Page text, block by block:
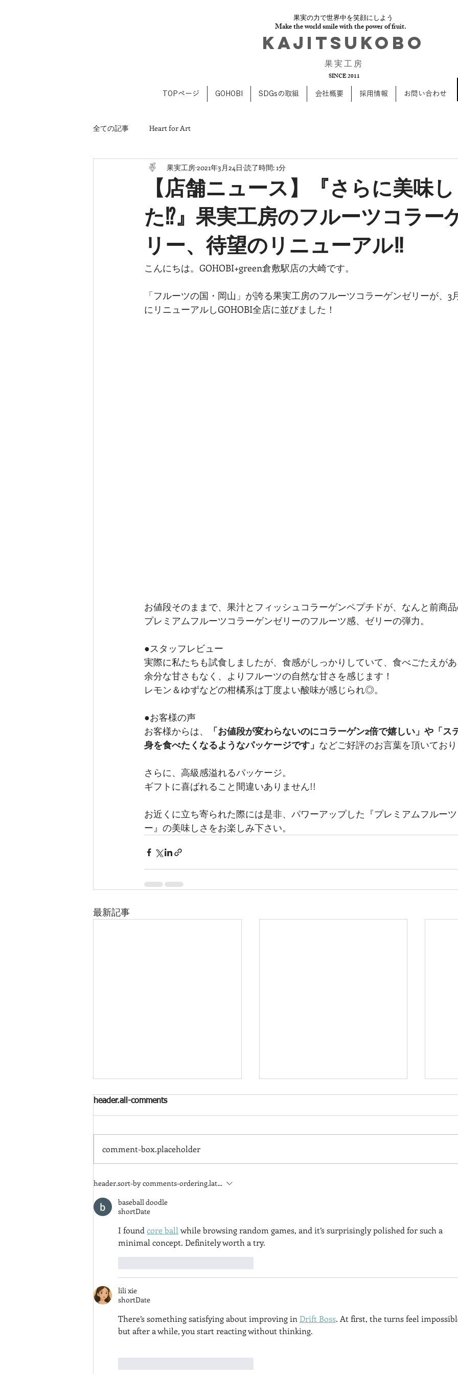
果実の力で世界中を笑顔にしよう
Make the world smile with the power of fruit.
​KAJITSUKOBO
​果 実 工 房
SINCE 2011
TOPページ GOHOBI SDGsの取組 会社概要 採用情報 お問い合わせ
全ての記事 Heart for Art
【店舗ニュース】『さらに美味
た⁉』果実工房のフルーツコラー
リー、待望のリニューアル‼
果実工房2021年3月24日 読了時間: 1分
こんにちは。GOHOBI+green倉敷駅店の大崎です。
「フルーツの国・岡山」が誇る果実工房のフルーツコラーゲンゼリーが、3
にリニューアルしGOHOBI全店に並びました！
お値段そのままで、果汁とフィッシュコラーゲンペプチドが、なんと前商
プレミアムフルーツコラーゲンゼリーのフルーツ感、ゼリーの弾力。
●スタッフレビュー
実際に私たちも試食しましたが、食感がしっかりしていて、食べごたえがあ
余分な甘さもなく、よりフルーツの自然な甘さを感じます！
レモン＆ゆずなどの柑橘系は丁度よい酸味が感じられ◎。
●お客様の声
お客様からは、
「お値段が変わらないのにコラーゲン2倍で嬉しい」や「ス
身を食べたくなるようなパッケージです」 などご好評のお言葉を頂いており
さらに、高級感溢れるパッケージ。
ギフトに喜ばれること間違いありません!!
お近くに立ち寄られた際には是非、パワーアップした『プレミアムフルー
ー』の美味しさをお楽しみ下さい。
最新記事
CBCラジオでシュミ・ドゥ・
した。
header.all-comments
comment-box.placeholder
header.sort-by comments-ordering.latest-first
baseball doodle
shortDate
I found core ball while browsing random games, and it’s surprisingly polished for such a
minimal concept. Definitely worth a try.
lili xie
shortDate
There’s something satisfying about improving in Drift Boss. At first, the turns feel
but after a while, you start reacting without thinking.